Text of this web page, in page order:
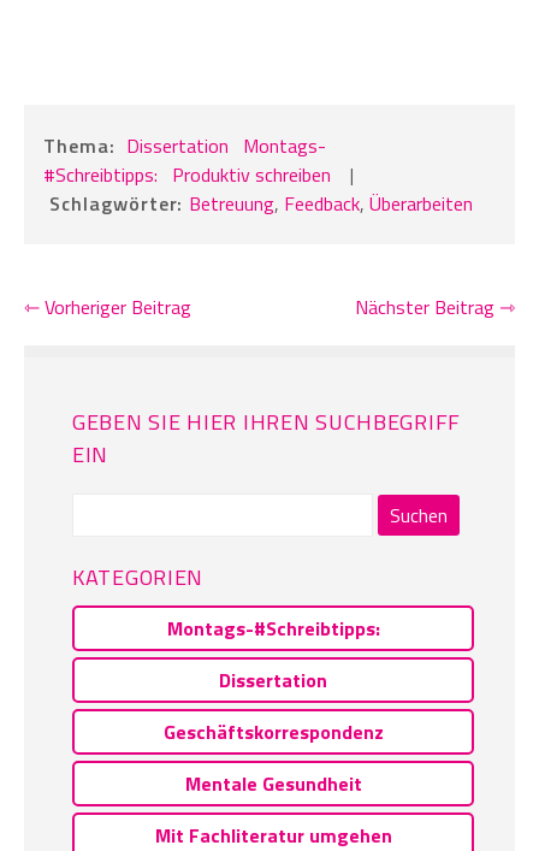
Thema: Dissertation Montags-
#Schreibtipps: Produktiv schreiben
|
Schlagwörter: Betreuung, Feedback,Überarbeiten
⇽ Vorheriger Beitrag Nächster Beitrag ⇾
GEBEN SIE HIER IHREN SUCHBEGRIFF
EIN
KATEGORIEN
Montags-#Schreibtipps:
Dissertation
Geschäftskorrespondenz
Mentale Gesundheit
Mit Fachliteratur umgehen